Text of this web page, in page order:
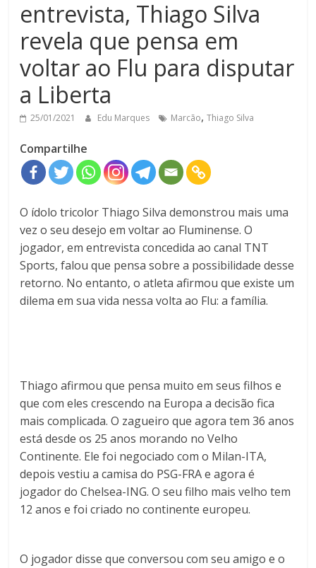
entrevista, Thiago Silva
revela que pensa em
voltar ao Flu para disputar
a Liberta
25/01/2021 Edu Marques Marcão,Thiago Silva
Compartilhe
O ídolo tricolor Thiago Silva demonstrou mais uma
vez o seu desejo em voltar ao Fluminense. O
jogador, em entrevista concedida ao canal TNT
Sports, falou que pensa sobre a possibilidade desse
retorno. No entanto, o atleta afirmou que existe um
dilema em sua vida nessa volta ao Flu: a família.
Thiago afirmou que pensa muito em seus filhos e
que com eles crescendo na Europa a decisão fica
mais complicada. O zagueiro que agora tem 36 anos
está desde os 25 anos morando no Velho
Continente. Ele foi negociado com o Milan-ITA,
depois vestiu a camisa do PSG-FRA e agora é
jogador do Chelsea-ING. O seu filho mais velho tem
12 anos e foi criado no continente europeu.
O jogador disse que conversou com seu amigo e o